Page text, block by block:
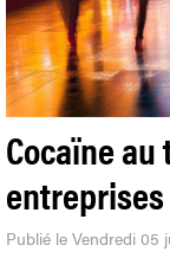
Cocaïne
Publié le Vendredi 05